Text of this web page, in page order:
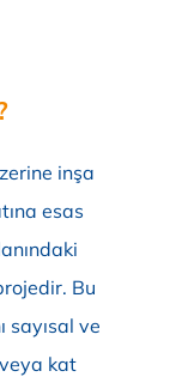
inşa
esas
Bu
sayısal ve
kat